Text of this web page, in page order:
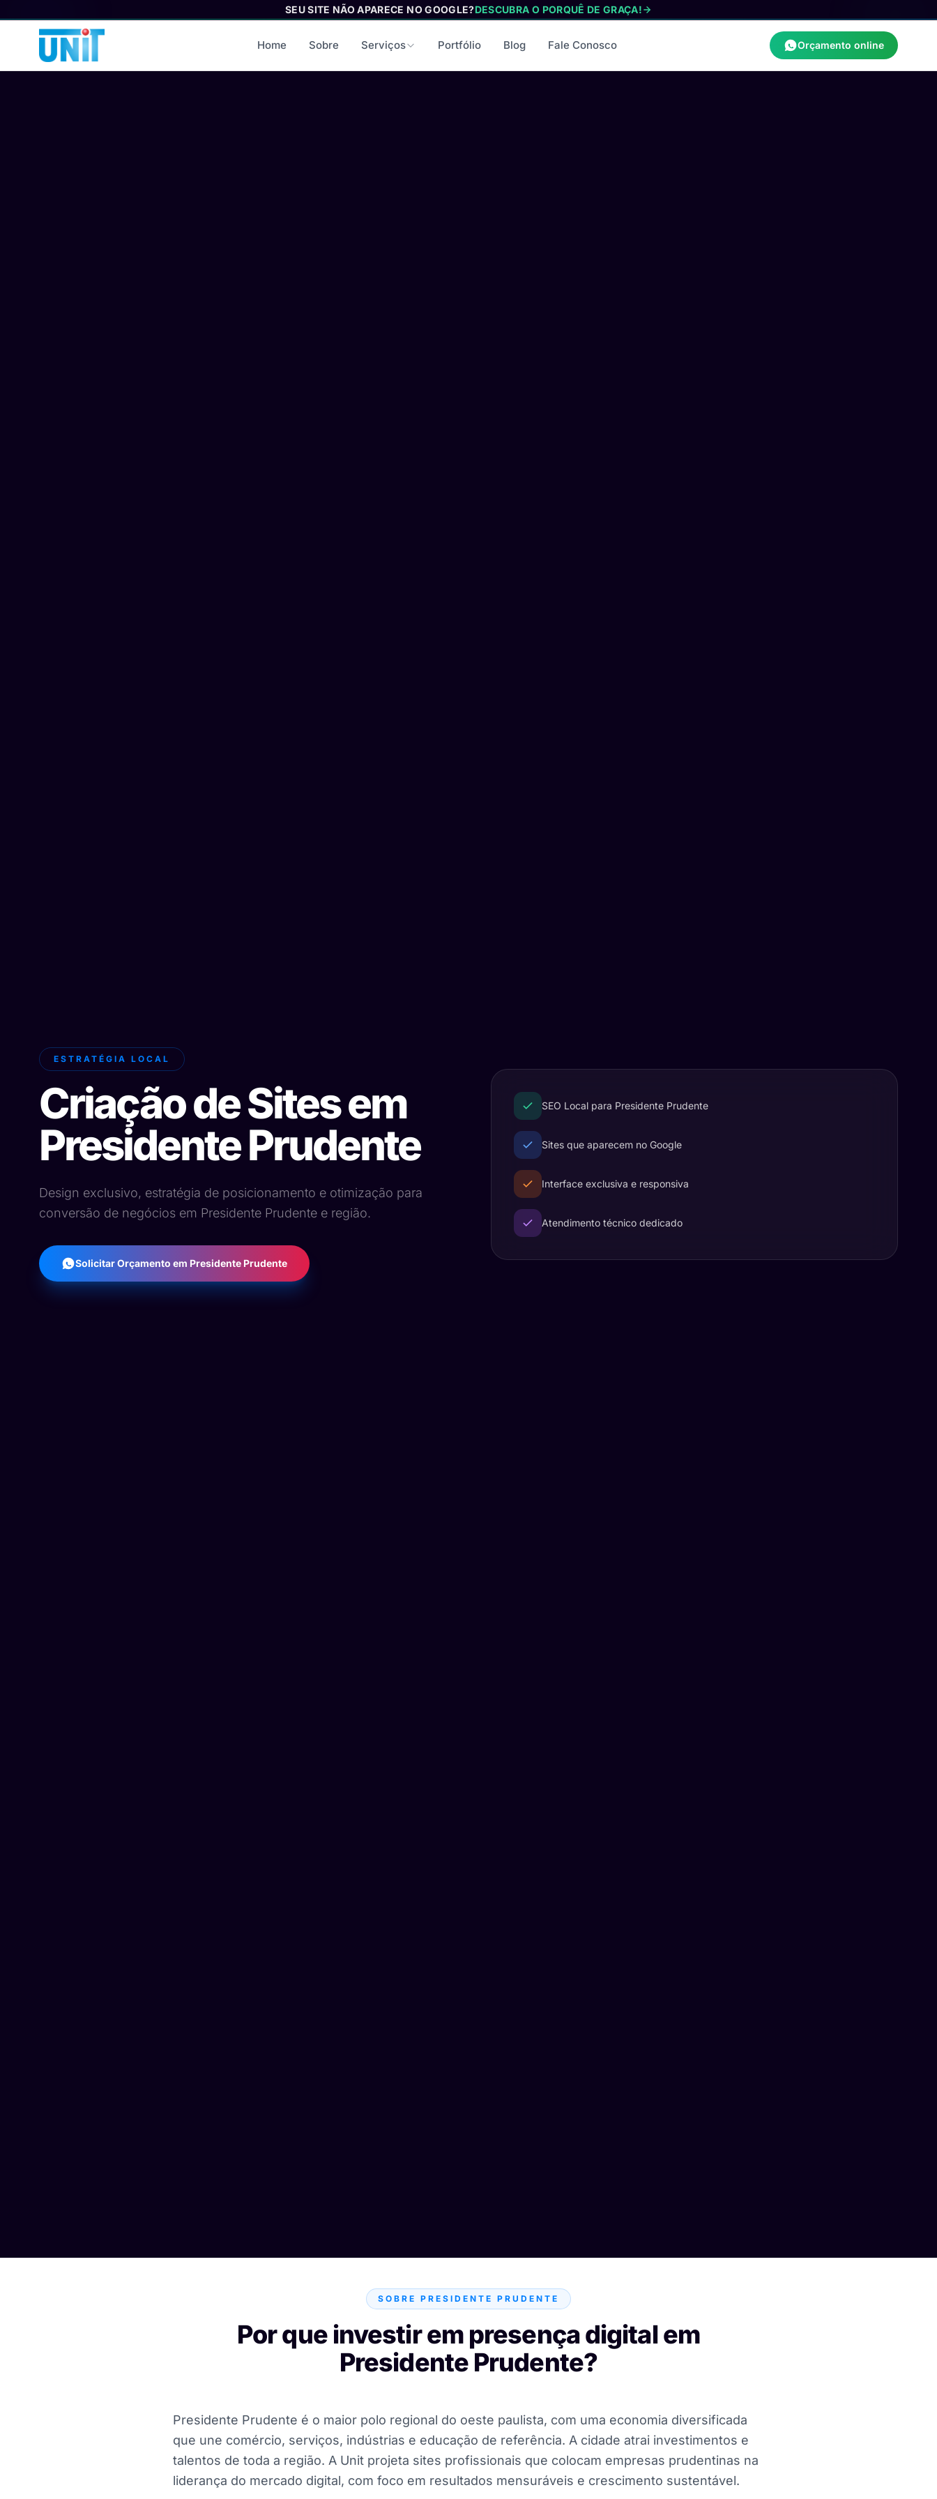
SEU SITE NÃO APARECE NO GOOGLE?DESCUBRA O PORQUÊ DE GRAÇA!
Home Sobre Serviços Portfólio Blog Fale Conosco Orçamento online
ESTRATÉGIA LOCAL
Criação de Sites em
Presidente Prudente
Design exclusivo, estratégia de posicionamento e otimização para
conversão de negócios em Presidente Prudente e região.
Solicitar Orçamento em Presidente Prudente
SEO Local para Presidente Prudente
Sites que aparecem no Google
Interface exclusiva e responsiva
Atendimento técnico dedicado
SOBRE PRESIDENTE PRUDENTE
Por que investir em presença digital em
Presidente Prudente?
Presidente Prudente é o maior polo regional do oeste paulista, com uma economia diversificada
que une comércio, serviços, indústrias e educação de referência. A cidade atrai investimentos e
talentos de toda a região. A Unit projeta sites profissionais que colocam empresas prudentinas na
liderança do mercado digital, com foco em resultados mensuráveis e crescimento sustentável.